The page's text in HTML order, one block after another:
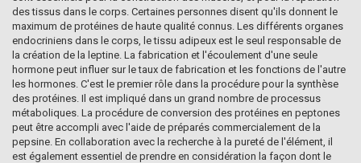
des tissus dans le corps. Certaines personnes disent qu'ils donnent le
maximum de protéines de haute qualité connus. Les différents organes
endocriniens dans le corps, le tissu adipeux est le seul responsable de
la création de la leptine. La fabrication et l'écoulement d'une seule
hormone peut influer sur le taux de fabrication et les fonctions de l'autre
les hormones. C'est le premier rôle dans la procédure pour la synthèse
des protéines. Il est impliqué dans un grand nombre de processus
métaboliques. La procédure de conversion des protéines en peptones
peut être accompli avec l'aide de préparés commercialement de la
pepsine. En collaboration avec la recherche à la pureté de l'élément, il
est également essentiel de prendre en considération la façon dont le